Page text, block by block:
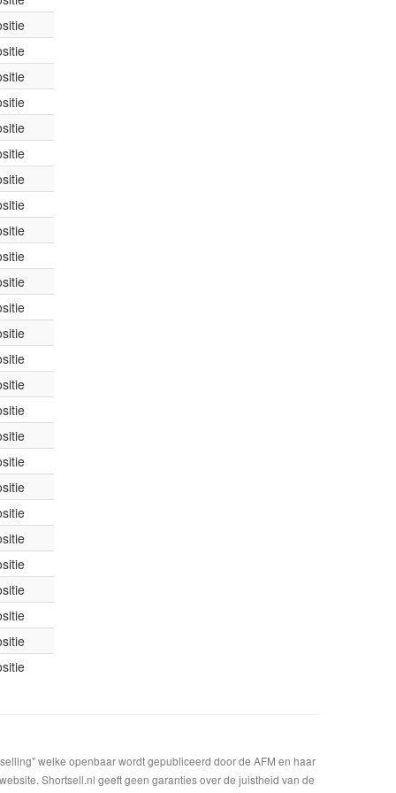
welke openbaar wordt gepubliceerd door de AFM en haar
Shortsell.nl geeft geen garanties over de juistheid van de